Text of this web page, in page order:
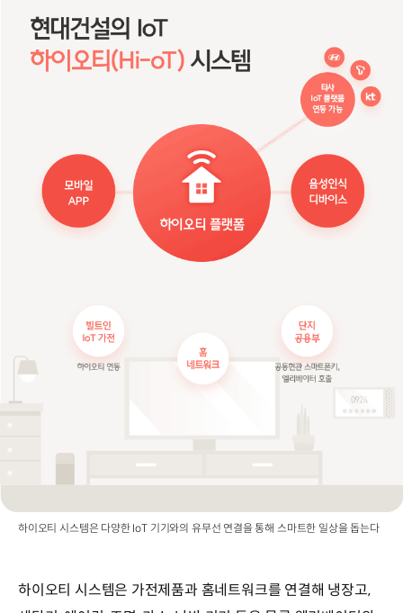
하이오티 시스템은 다양한 IoT 기기와의 유무선 연결을 통해 스마트한 일상을 돕는다
하이오티 시스템은 가전제품과 홈네트워크를 연결해 냉장고,